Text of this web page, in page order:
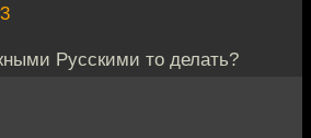
Русскими то делать?